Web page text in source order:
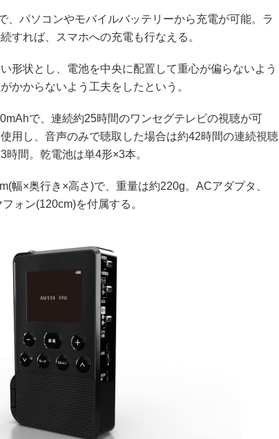
、パソコンやモバイルバッテリーから充電が可能。ラ
すれば、スマホへの充電も行なえる。
形状とし、電池を中央に配置して重心が偏らないよう
かからないよう工夫をしたという。
で、連続約25時間のワンセグテレビの視聴が可
用し、音声のみで聴取した場合は約42時間の連続視聴
間。乾電池は単4形×3本。
幅×奥行き×高さ)で、重量は約220g。ACアダプタ、
ォン(120cm)を付属する。